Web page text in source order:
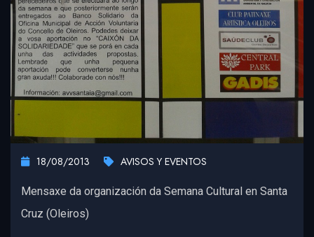
18/08/2013 AVISOS Y EVENTOS
Mensaxe da organización da Semana Cultural en Santa
Cruz (Oleiros)